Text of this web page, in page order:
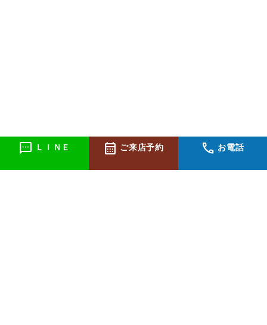
sms ＬＩＮＥ calendar_month ご来店予約 call お電話